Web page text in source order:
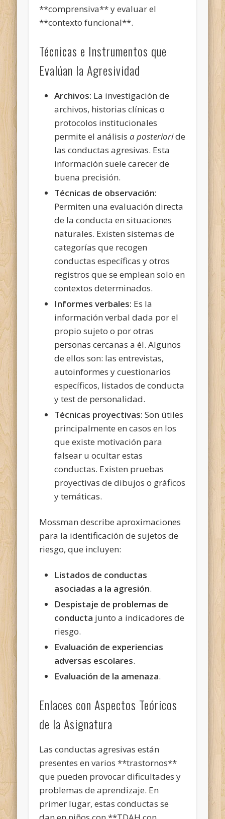
**comprensiva** y evaluar el
**contexto funcional**.
Técnicas e Instrumentos que
Evalúan la Agresividad
Archivos: La investigación de
archivos, historias clínicas o
protocolos institucionales
permite el análisisa posterioride
las conductas agresivas. Esta
información suele carecer de
buena precisión.
Técnicas de observación:
Permiten una evaluación directa
de la conducta en situaciones
naturales. Existen sistemas de
categorías que recogen
conductas específicas y otros
registros que se emplean solo en
contextos determinados.
Informes verbales: Es la
información verbal dada por el
propio sujeto o por otras
personas cercanas a él. Algunos
de ellos son: las entrevistas,
autoinformes y cuestionarios
específicos, listados de conducta
y test de personalidad.
Técnicas proyectivas: Son útiles
principalmente en casos en los
que existe motivación para
falsear u ocultar estas
conductas. Existen pruebas
proyectivas de dibujos o gráficos
y temáticas.
Mossman describe aproximaciones
para la identificación de sujetos de
riesgo, que incluyen:
Listados de conductas
asociadas a la agresión.
Despistaje de problemas de
conducta junto a indicadores de
riesgo.
Evaluación de experiencias
adversas escolares.
Evaluación de la amenaza.
Enlaces con Aspectos Teóricos
de la Asignatura
Las conductas agresivas están
presentes en varios **trastornos**
que pueden provocar dificultades y
problemas de aprendizaje. En
primer lugar, estas conductas se